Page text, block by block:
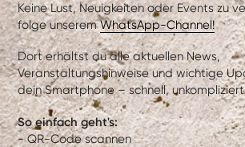
Keine Lust, Neuigkeiten oder Events zu
folge unseremWhatsApp-Channel!
Dort erhältst du alle aktuellen News,
Veranstaltungshinweise und wichtige
dein Smartphone – schnell,
So einfach geht's:
- QR-Code scannen